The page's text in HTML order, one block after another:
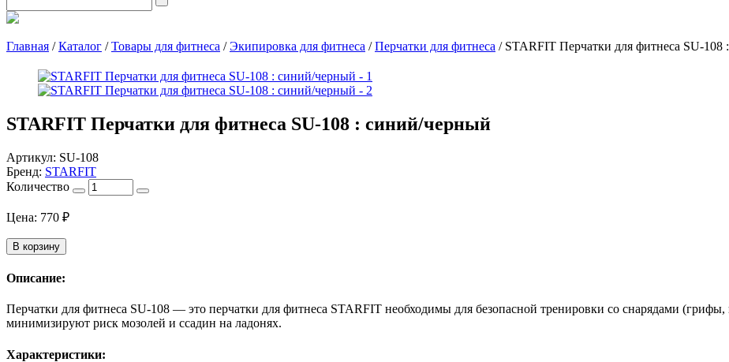
Главная /Каталог /Товары для фитнеса /Экипировка для фитнеса /Перчатки для фитнеса / STARFIT Перчатки для фитнеса SU-108
STARFIT Перчатки для фитнеса SU-108 : синий/черный
Артикул: SU-108
Бренд: STARFIT
Количество
Цена: 770 ₽
В корзину
Описание:
Перчатки для фитнеса SU-108 — это перчатки для фитнеса STARFIT необходимы для безопасной тренировки со снарядами
минимизируют риск мозолей и ссадин на ладонях.
Характеристики: